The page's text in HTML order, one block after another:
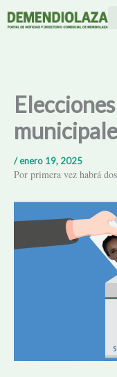
/enero 19, 2025
Por primera vez habrá